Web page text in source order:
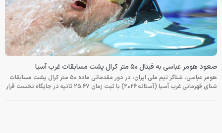
صعود هومر عباسی به فینال ۵۰ متر کرال پشت مسابقات غرب آسیا
هومر عباسی، شناگر تیم ملی ایران، در دور مقدماتی ماده ۵۰ متر کرال پشت مسابقات
شنای قهرمانی غرب آسیا (آستانه ۲۰۲۶) با ثبت زمان ۲۵.۶۷ ثانیه در جایگاه نخست قرار